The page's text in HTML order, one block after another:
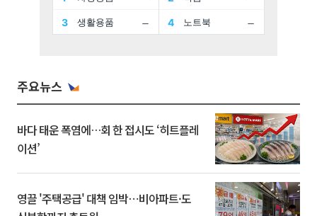
주요뉴스
바다 태운 폭염에…회 한 접시도 ‘히트플레
이션’
영끌 '주택공급' 대책 임박⋯비아파트·도